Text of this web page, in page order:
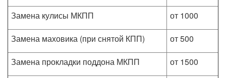
Замена кулисы МКПП
от 1000
Замена маховика (при снятой КПП)
от 500
Замена прокладки поддона МКПП
от 1500